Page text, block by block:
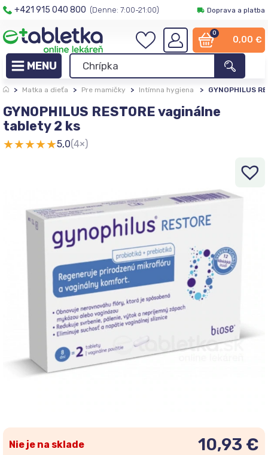
+421 915 040 800 (Denne: 7:00-21:00) Doprava a platba
0
0,00 €
> Matka a dieťa > Pre mamičky > Intímna hygiena > GYNOPHILUS
GYNOPHILUS RESTORE vaginálne
tablety 2 ks
★★★★★5,0(4×)
Nie je na sklade 10,93 €